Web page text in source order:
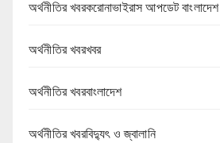
অর্থনীতির খবরকরোনাভাইরাস আপডেট বাংলাদেশ
অর্থনীতির খবরখবর
অর্থনীতির খবরবাংলাদেশ
অর্থনীতির খবরবিদ্যুৎ ও জ্বালানি